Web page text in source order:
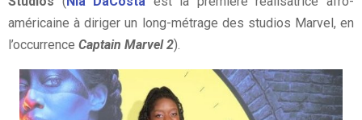
américaine à diriger un long-métrage des studios Marvel, en
l’occurrence Captain Marvel 2).